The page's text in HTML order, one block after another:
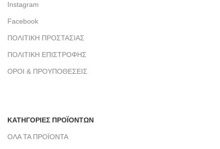
Instagram
Facebook
ΠΟΛΙΤΙΚΗ ΠΡΟΣΤΑΣΙΑΣ
ΠΟΛΙΤΙΚΗ ΕΠΙΣΤΡΟΦΗΣ
ΟΡΟΙ & ΠΡΟΥΠΟΘΕΣΕΙΣ
ΚΑΤΗΓΟΡΙΕΣ ΠΡΟΪΟΝΤΩΝ
ΟΛΑ ΤΑ ΠΡΟΪΟΝΤΑ